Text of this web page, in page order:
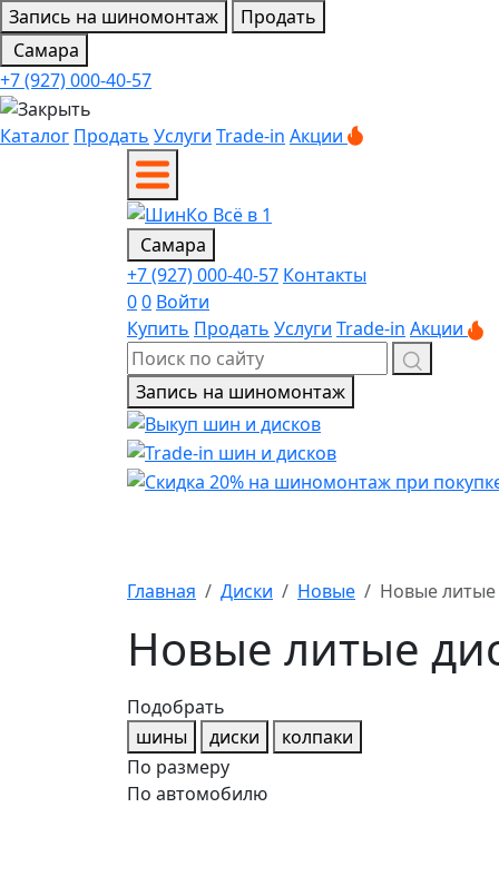
Запись на шиномонтаж
Продать
Самара
+7 (927) 000-40-57
Каталог Продать Услуги Trade-in Акции
Самара
+7 (927) 000-40-57 Контакты
00 Войти
Купить Продать Услуги Trade-in Акции
Запись на шиномонтаж
Главная Диски Новые Новые литые
Новые литые
Подобрать
шины
диски
колпаки
По размеру
По автомобилю